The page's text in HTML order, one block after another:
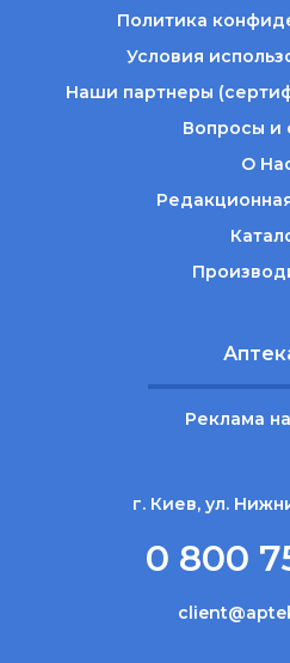
Политика
Условия
Наши партнеры
Вопросы и
О
Реклама
г. Киев, ул.
0 800